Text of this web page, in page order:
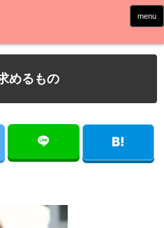
menu
めるもの